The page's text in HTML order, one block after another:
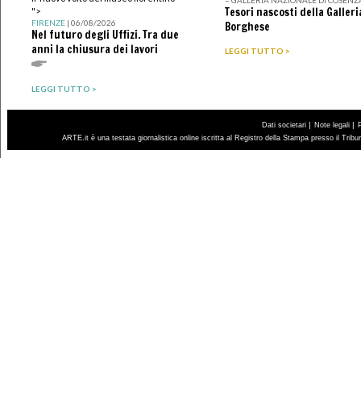
">
FIRENZE| 06/08/2026
Nel futuro degli Uffizi. Tra due
anni la chiusura dei lavori
LEGGI TUTTO >
Tesori nascosti della
Borghese
LEGGI TUTTO >
Dati societari | Note legali |
ARTE.it è una testata giornalistica online iscritta al Registro della Stampa presso il